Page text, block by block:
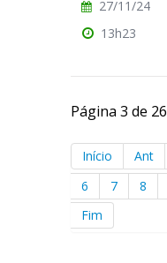
27/11/24
13h23
Página 3 de 26
Início Ant
6
7 8
Fim